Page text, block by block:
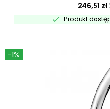
246,51 zł
 Produkt
-1%